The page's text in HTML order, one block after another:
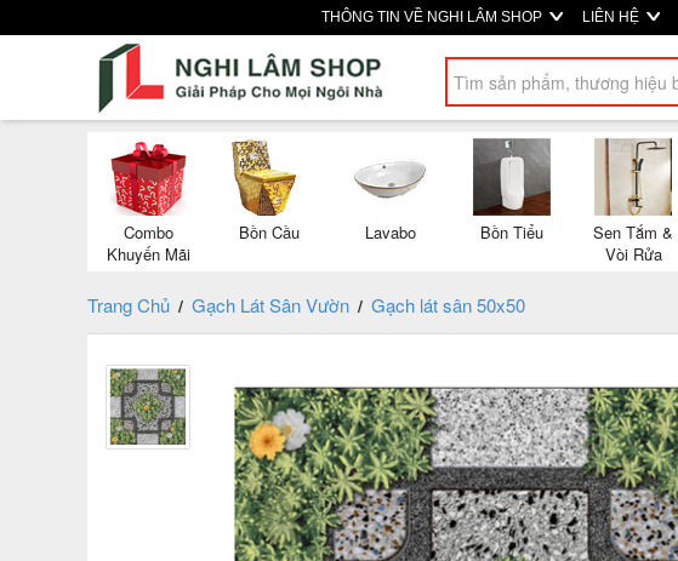
THÔNG TIN VỀ NGHI LÂM SHOP LIÊN HỆ
Combo
Khuyến Mãi
Bồn Cầu Lavabo Bồn Tiểu
Sen Tắm &
Vòi Rửa
Trang Chủ / Gạch Lát Sân Vườn / Gạch lát sân 50x50